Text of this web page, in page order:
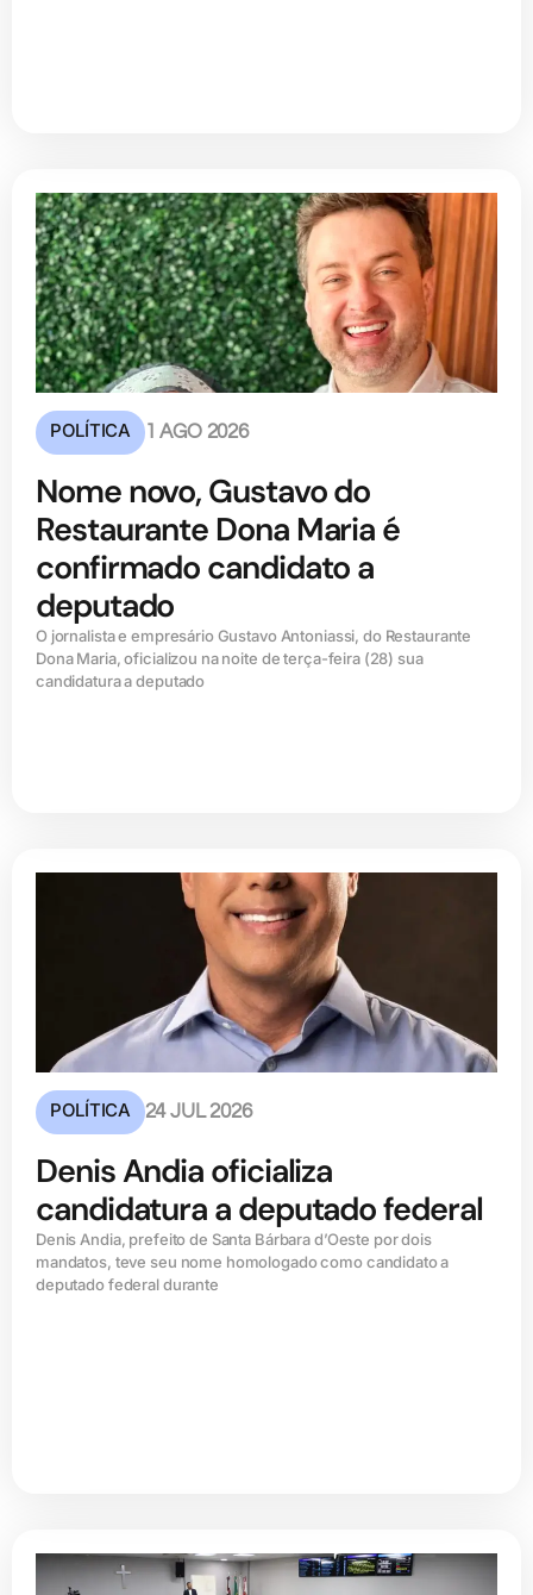
POLÍTICA 1 AGO 2026
Nome novo, Gustavo do
Restaurante Dona Maria é
confirmado candidato a
deputado
O jornalista e empresário Gustavo Antoniassi, do Restaurante
Dona Maria, oficializou na noite de terça-feira (28) sua
candidatura a deputado
POLÍTICA 24 JUL 2026
Denis Andia oficializa
candidatura a deputado federal
Denis Andia, prefeito de Santa Bárbara d’Oeste por dois
mandatos, teve seu nome homologado como candidato a
deputado federal durante